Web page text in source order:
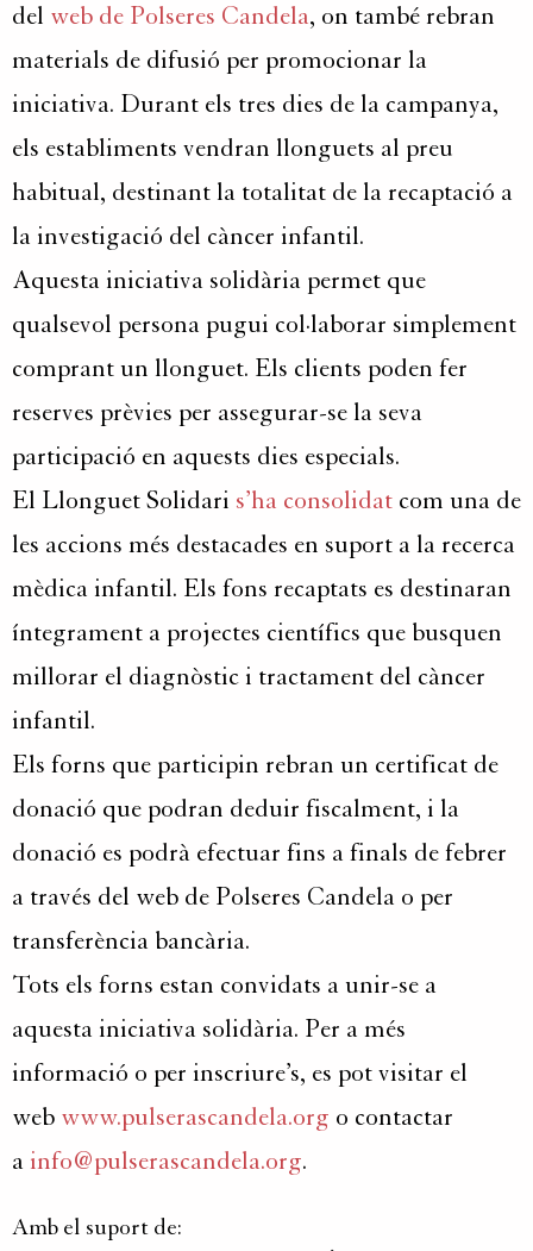
del web de Polseres Candela, on també rebran
materials de difusió per promocionar la
iniciativa. Durant els tres dies de la campanya,
els establiments vendran llonguets al preu
habitual, destinant la totalitat de la recaptació a
la investigació del càncer infantil.
Aquesta iniciativa solidària permet que
qualsevol persona pugui col·laborar simplement
comprant un llonguet. Els clients poden fer
reserves prèvies per assegurar-se la seva
participació en aquests dies especials.
El Llonguet Solidari s’ha consolidat com una de
les accions més destacades en suport a la recerca
mèdica infantil. Els fons recaptats es destinaran
íntegrament a projectes científics que busquen
millorar el diagnòstic i tractament del càncer
infantil.
Els forns que participin rebran un certificat de
donació que podran deduir fiscalment, i la
donació es podrà efectuar fins a finals de febrer
a través del web de Polseres Candela o per
transferència bancària.
Tots els forns estan convidats a unir-se a
aquesta iniciativa solidària. Per a més
informació o per inscriure’s, es pot visitar el
web www.pulserascandela.org o contactar
a info@pulserascandela.org.
Amb el suport de: